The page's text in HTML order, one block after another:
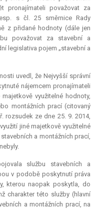
pronajímateli považovat za
s čl. 25 směrnice Rady
z přidané hodnoty (dále jen
považovat za stavební a
legislativa pojem „stavební a
uvedl, že Nejvyšší správní
nájemcem pronajímateli
využitelné hodnoty,
montážních prací (citovaný
rozsudek ze dne 25. 9. 2014,
jiné majetkově využitelné
a montážních prací,
službu stavebních a
v podobě poskytnutí práva
kterou naopak poskytla, do
charakter této služby (hlavní
a montážních prací, na